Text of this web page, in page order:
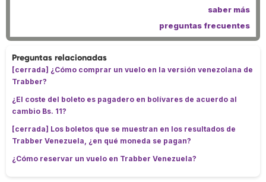
saber más
preguntas frecuentes
Preguntas relacionadas
[cerrada] ¿Cómo comprar un vuelo en la versión venezolana de
Trabber?
¿El coste del boleto es pagadero en bolívares de acuerdo al
cambio Bs. 11?
[cerrada] Los boletos que se muestran en los resultados de
Trabber Venezuela, ¿en qué moneda se pagan?
¿Cómo reservar un vuelo en Trabber Venezuela?